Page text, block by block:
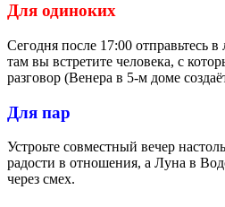
Для одиноких
Сегодня после 17:00
там вы встретите человека, с
разговор (Венера в 5-м доме
Для пар
Устроьте совместный вечер
радости в отношения, а Луна в
через смех.